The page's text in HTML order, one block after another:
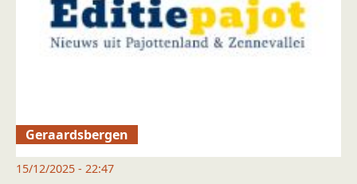
Geraardsbergen
15/12/2025 - 22:47